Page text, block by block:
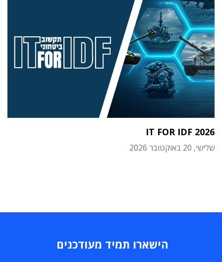
IT FOR IDF 2026
שלישי, 20 באוקטובר 2026
הישארו תמיד מעודכנים